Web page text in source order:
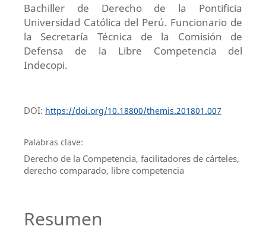
Bachiller de Derecho de la Pontificia
Universidad Católica del Perú. Funcionario de
la Secretaría Técnica de la Comisión de
Defensa de la Libre Competencia del
Indecopi.
DOI: https://doi.org/10.18800/themis.201801.007
Palabras clave:
Derecho de la Competencia, facilitadores de cárteles,
derecho comparado, libre competencia
Resumen